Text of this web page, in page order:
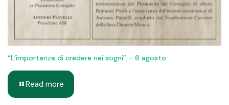
“L’importanza di credere nei sogni” – 6 agosto
Read more